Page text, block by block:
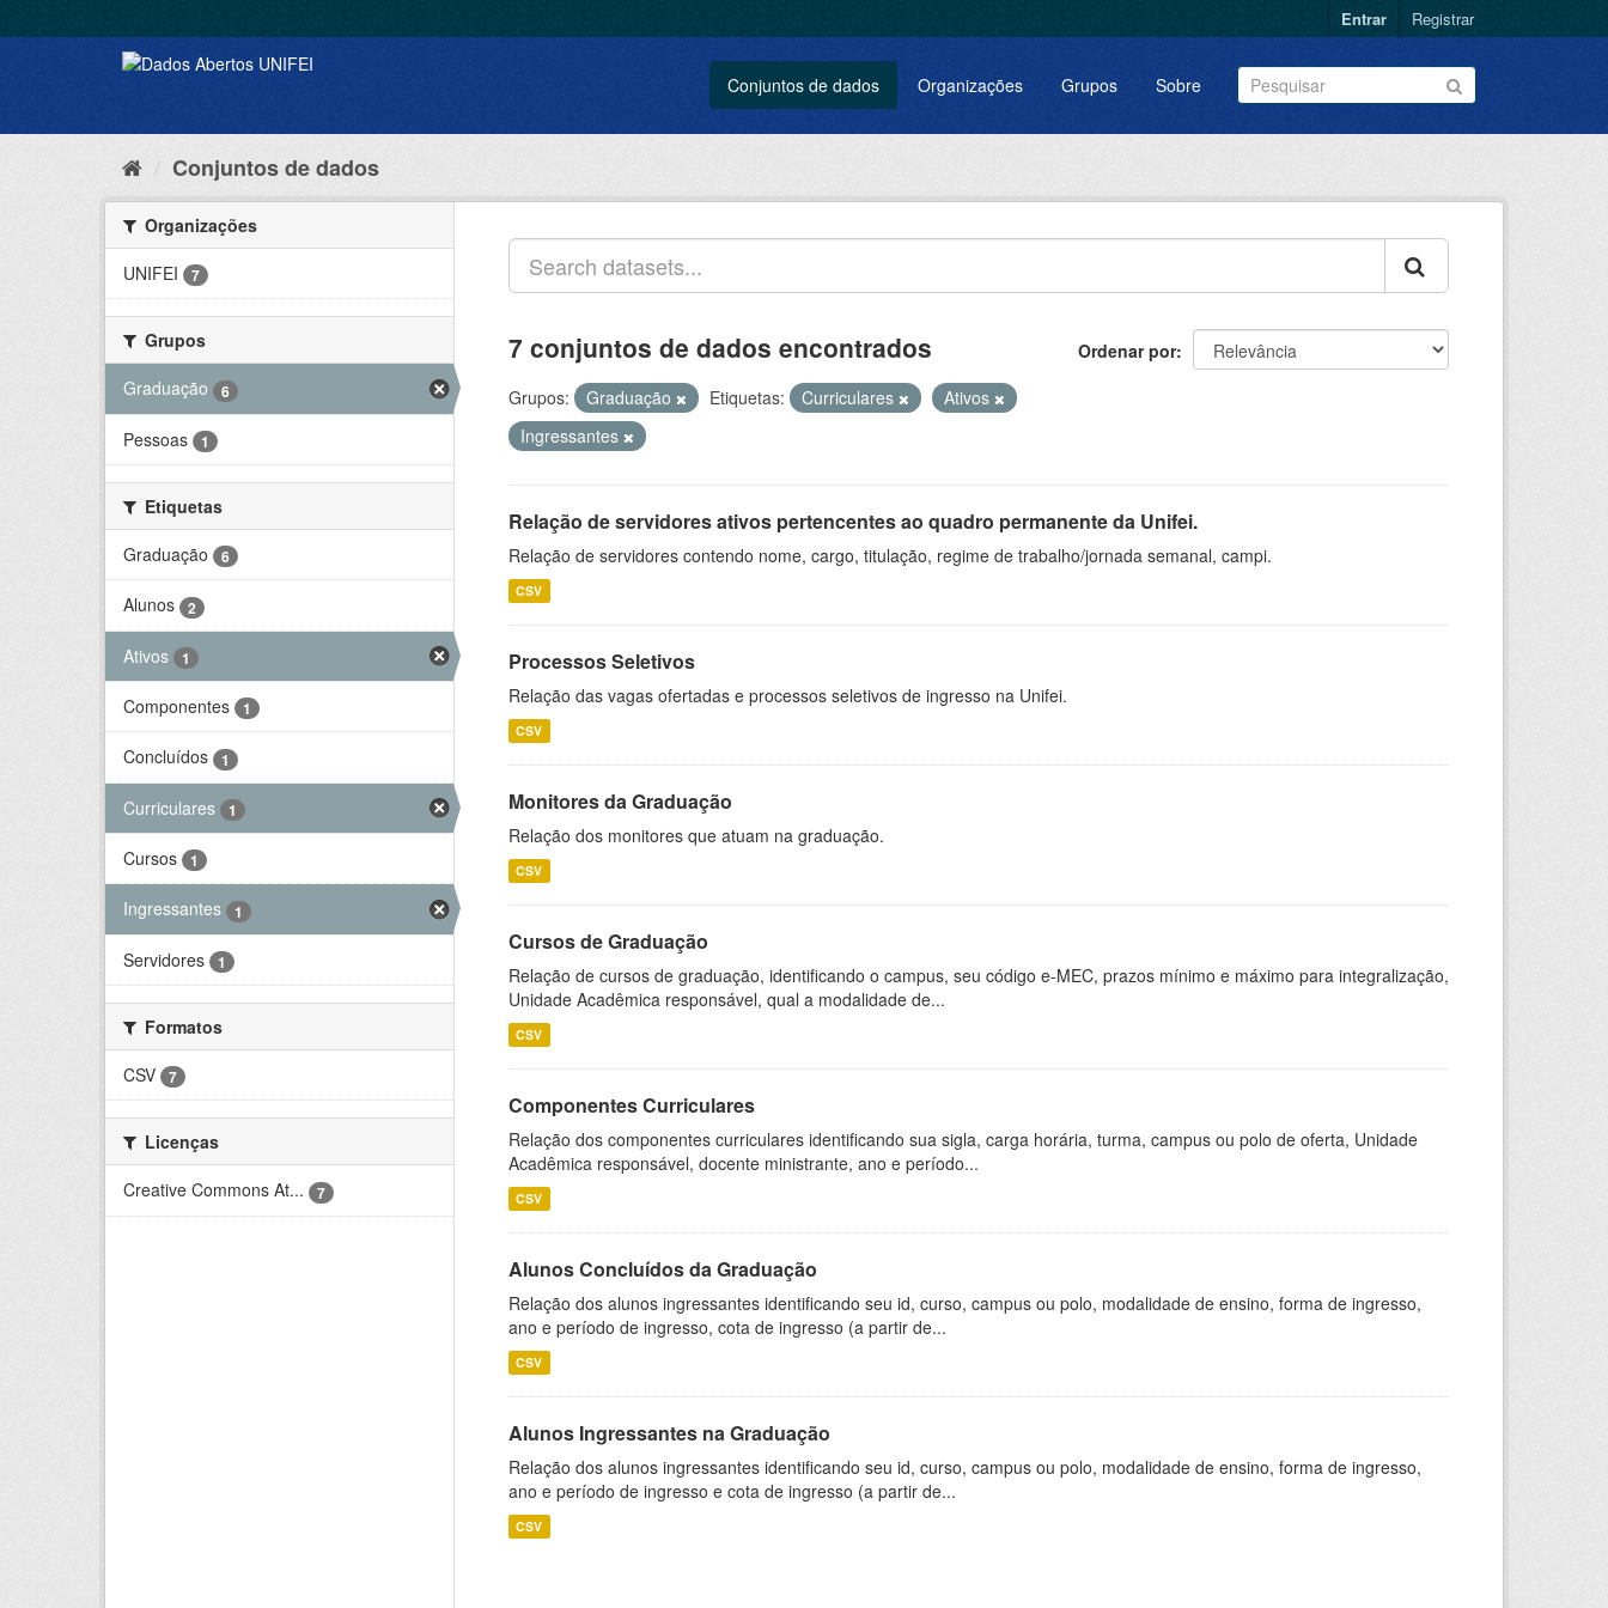
Entrar Registrar
Conjuntos de dados Organizações Grupos Sobre
Conjuntos de dados
Organizações
UNIFEI
7
Grupos
Graduação
6
Pessoas 1
Etiquetas
Graduação
6
Alunos 2
Ativos 1
Componentes 1
Concluídos 1
Curriculares 1
Cursos 1
Ingressantes 1
Servidores 1
Formatos
CSV
7
Licenças
Creative Commons At...
7
Ordenar por
7 conjuntos de dados encontrados
Grupos: Graduação Etiquetas: Curriculares
Ativos
Ingressantes
Relação de servidores ativos pertencentes ao quadro permanente da Unifei.
Relação de servidores contendo nome, cargo, titulação, regime de trabalho/jornada semanal, campi.
CSV
Processos Seletivos
Relação das vagas ofertadas e processos seletivos de ingresso na Unifei.
CSV
Monitores da Graduação
Relação dos monitores que atuam na graduação.
CSV
Cursos de Graduação
Relação de cursos de graduação, identificando o campus, seu código e-MEC, prazos mínimo e máximo para integralização,
Unidade Acadêmica responsável, qual a modalidade de...
CSV
Componentes Curriculares
Relação dos componentes curriculares identificando sua sigla, carga horária, turma, campus ou polo de oferta, Unidade
Acadêmica responsável, docente ministrante, ano e período...
CSV
Alunos Concluídos da Graduação
Relação dos alunos ingressantes identificando seu id, curso, campus ou polo, modalidade de ensino, forma de ingresso,
ano e período de ingresso, cota de ingresso (a partir de...
CSV
Alunos Ingressantes na Graduação
Relação dos alunos ingressantes identificando seu id, curso, campus ou polo, modalidade de ensino, forma de ingresso,
ano e período de ingresso e cota de ingresso (a partir de...
CSV